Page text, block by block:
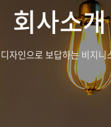
회사소개
자인으로 보답하는 비지